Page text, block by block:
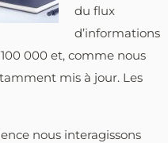
du flux
d’informations
000 et, comme nous
mis à jour. Les
nous interagissons